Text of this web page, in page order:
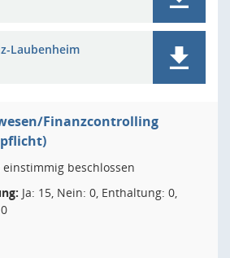
Laubenheim
Finanzcontrolling
einstimmig beschlossen
Ja: 15, Nein: 0, Enthaltung: 0,